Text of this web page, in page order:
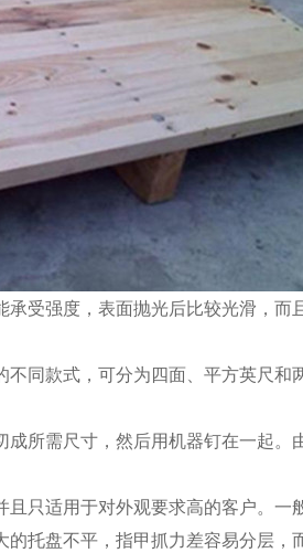
强度，表面抛光后比较光滑，而
款式，可分为四面、平方英尺和
需尺寸，然后用机器钉在一起。
适用于对外观要求高的客户。一
托盘不平，指甲抓力差容易分层，